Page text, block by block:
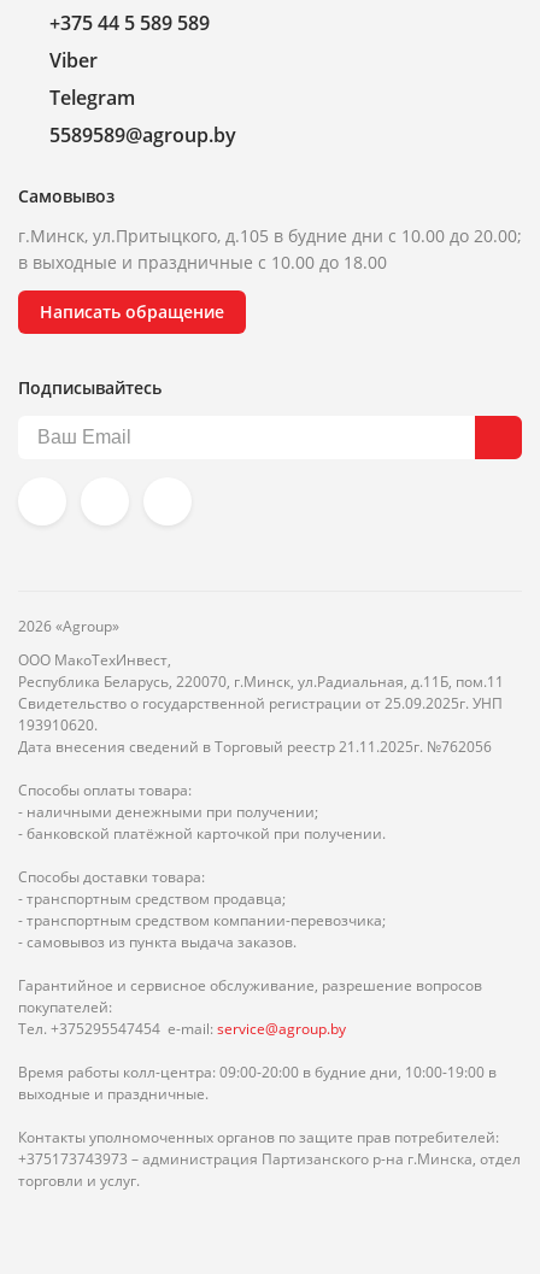
+375 44 5 589 589
Viber
Telegram
5589589@agroup.by
Самовывоз
г.Минск, ул.Притыцкого, д.105 в будние дни с 10.00 до 20.00;
в выходные и праздничные с 10.00 до 18.00
Написать обращение
Подписывайтесь
2026 «Agroup»
ООО МакоТехИнвест,
Республика Беларусь, 220070, г.Минск, ул.Радиальная, д.11Б, пом.11
Свидетельство о государственной регистрации от 25.09.2025г. УНП
193910620.
Дата внесения сведений в Торговый реестр 21.11.2025г. №762056
Способы оплаты товара:
- наличными денежными при получении;
- банковской платёжной карточкой при получении.
Способы доставки товара:
- транспортным средством продавца;
- транспортным средством компании-перевозчика;
- самовывоз из пункта выдача заказов.
Гарантийное и сервисное обслуживание, разрешение вопросов
покупателей:
Тел. +375295547454 e-mail: service@agroup.by
Время работы колл-центра: 09:00-20:00 в будние дни, 10:00-19:00 в
выходные и праздничные.
Контакты уполномоченных органов по защите прав потребителей:
+375173743973 – администрация Партизанского р-на г.Минска, отдел
торговли и услуг.